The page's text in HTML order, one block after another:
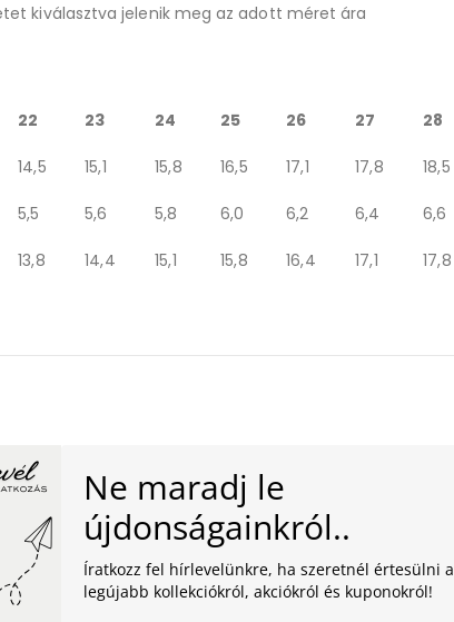
kiválasztva jelenik meg az adott méret ára
22 23 24 25 26 27 28
14,5 15,1 15,8 16,5 17,1 17,8 18,5
5,5 5,6 5,8 6,0 6,2 6,4 6,6
13,8 14,4 15,1 15,8 16,4 17,1 17,8
Ne maradj le
újdonságainkról..
Íratkozz fel hírlevelünkre, ha szeretnél értesülni a
legújabb kollekciókról, akciókról és kuponokról!